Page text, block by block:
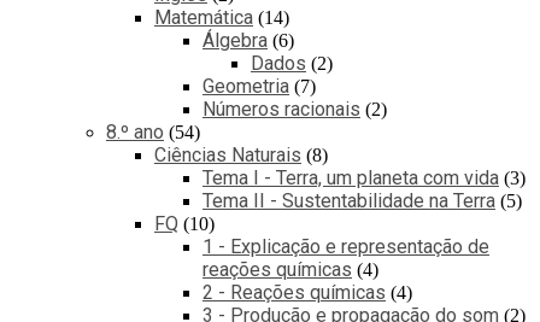
Matemática 14
Álgebra 6
Dados 2
Geometria 7
Números racionais 2
8.º ano 54
Ciências Naturais 8
Tema I - Terra, um planeta com vida 3
Tema II - Sustentabilidade na Terra 5
FQ 10
1 - Explicação e representação de
reações químicas 4
2 - Reações químicas 4
3 - Produção e propagação do som 2